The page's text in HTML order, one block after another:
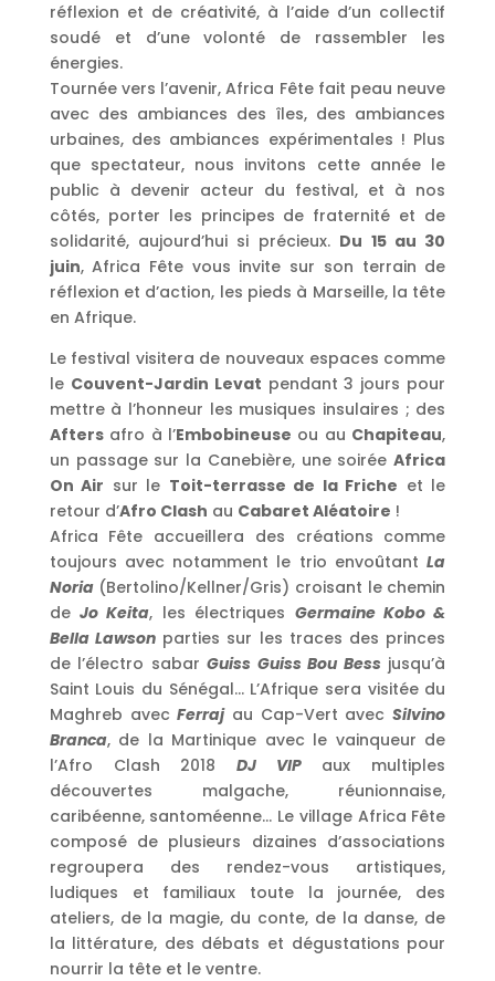
réflexion et de créativité, à l’aide d’un collectif
soudé et d’une volonté de rassembler les
énergies.
Tournée vers l’avenir, Africa Fête fait peau neuve
avec des ambiances des îles, des ambiances
urbaines, des ambiances expérimentales ! Plus
que spectateur, nous invitons cette année le
public à devenir acteur du festival, et à nos
côtés, porter les principes de fraternité et de
solidarité, aujourd’hui si précieux. Du 15 au 30
juin, Africa Fête vous invite sur son terrain de
réflexion et d’action, les pieds à Marseille, la tête
en Afrique.
Le festival visitera de nouveaux espaces comme
le Couvent-Jardin Levat pendant 3 jours pour
mettre à l’honneur les musiques insulaires ; des
Aftersafro à l’Embobineuse ou au Chapiteau,
un passage sur la Canebière, une soiréeAfrica
On Air sur le Toit-terrasse de la Friche et le
retour d’Afro Clash au Cabaret Aléatoire !
Africa Fête accueillera des créations comme
toujours avec notamment le trio envoûtantLa
Noria(Bertolino/Kellner/Gris) croisant le chemin
deJo Keita, les électriques Germaine Kobo &
Bella Lawson parties sur les traces des princes
de l’électro sabarGuiss Guiss Bou Bess jusqu’à
Saint Louis du Sénégal… L’Afrique sera visitée du
Maghreb avecFerrajau Cap-Vert avecSilvino
Branca, de la Martinique avec le vainqueur de
l’Afro Clash 2018 DJ VIPaux multiples
découvertes malgache, réunionnaise,
caribéenne, santoméenne… Le village Africa Fête
composé de plusieurs dizaines d’associations
regroupera des rendez-vous artistiques,
ludiques et familiaux toute la journée, des
ateliers, de la magie, du conte, de la danse, de
la littérature, des débats et dégustations pour
nourrir la tête et le ventre.